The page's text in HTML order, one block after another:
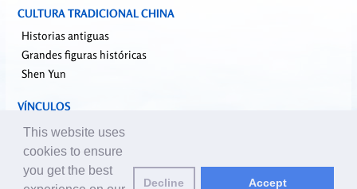
CULTURA TRADICIONAL CHINA
Historias antiguas
Grandes figuras históricas
Shen Yun
VÍNCULOS
falundafa.org
faluninfo.net
minghui.org
pureinsight.org
This website uses
cookies to ensure
you get the best
Decline Accept